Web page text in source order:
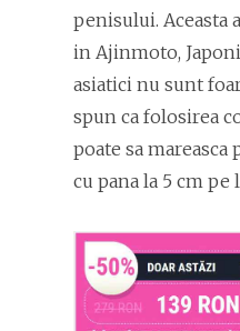
penisului. Aceasta
in Ajinmoto,
asiatici nu sunt
spun ca folosirea
poate sa
cu pana la 5 cm pe